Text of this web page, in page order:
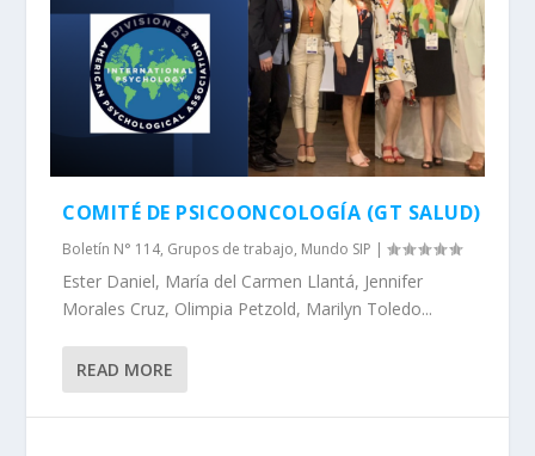
COMITÉ DE PSICOONCOLOGÍA (GT SALUD)
Boletín N° 114, Grupos de trabajo, Mundo SIP |
Ester Daniel, María del Carmen Llantá, Jennifer
Morales Cruz, Olimpia Petzold, Marilyn Toledo...
READ MORE